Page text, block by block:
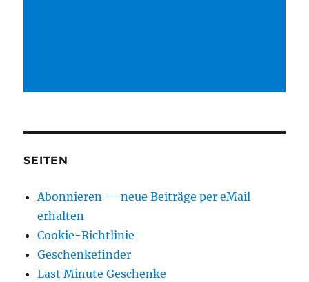
SEITEN
Abonnieren — neue Beiträge per eMail
erhalten
Cookie-Richtlinie
Geschenkefinder
Last Minute Geschenke